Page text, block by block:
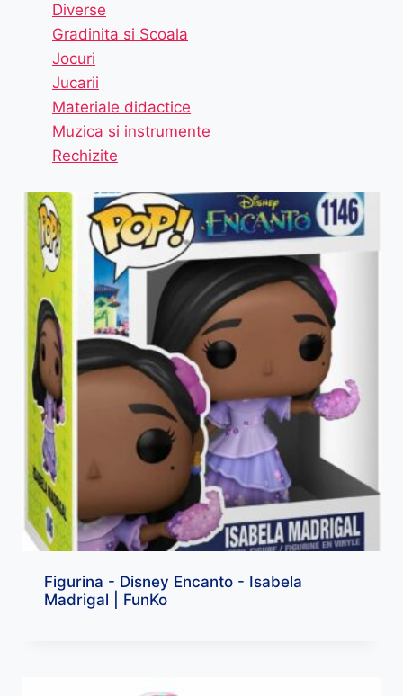
Diverse
Gradinita si Scoala
Jocuri
Jucarii
Materiale didactice
Muzica si instrumente
Rechizite
Figurina - Disney Encanto - Isabela
Madrigal | FunKo